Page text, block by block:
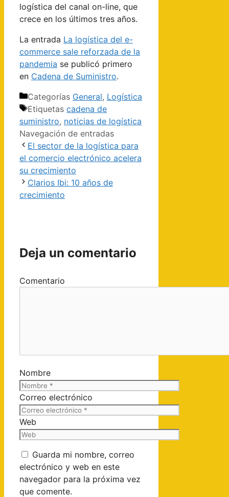
logística del canal on-line, que
crece en los últimos tres años.
La entrada La logística del e-
commerce sale reforzada de la
pandemia se publicó primero
en Cadena de Suministro.
Categorías General, Logística
Etiquetas cadena de
suministro, noticias de logística
Navegación de entradas
El sector de la logística para
el comercio electrónico acelera
su crecimiento
Clarios Ibi: 10 años de
crecimiento
Deja un comentario
Comentario
Nombre
Correo electrónico
Web
Guarda mi nombre, correo
electrónico y web en este
navegador para la próxima vez
que comente.